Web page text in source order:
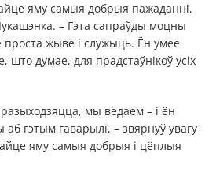
яму самыя добрыя пажаданні,
– Гэта сапраўды моцны
проста жыве і служыць. Ён умее
што думае, для прадстаўнікоў усіх
мы ведаем – і ён
гэтым гаварылі, – звярнуў увагу
яму самыя добрыя і цёплыя